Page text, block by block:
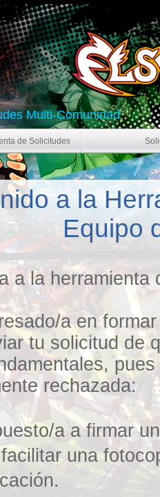
Multi-Comunidad
de Solicitudes
a la
Equipo
a la
a en
tu solicitud de
rechazada:
a a firmar
una